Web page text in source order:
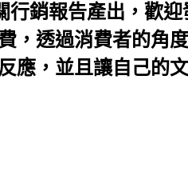
銷報告產出，歡
，透過消費者的角
應，並且讓自己的